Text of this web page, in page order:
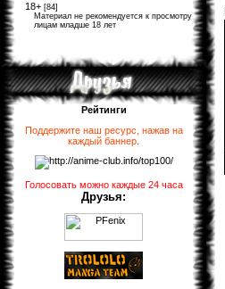
18+ [84]
Материал не рекомендуется к просмотру
лицам младше 18 лет
Рейтинги
Поддержите наш ресурс, нажав на
каждый баннер
Голосовать можно каждые 24 часа
Друзья: